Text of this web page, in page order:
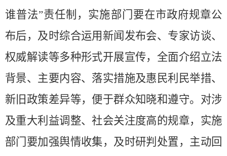
谁普法”责任制，实施部门要在市政府规章公
布后，及时综合运用新闻发布会、专家访谈、
权威解读等多种形式开展宣传，全面介绍立法
背景、主要内容、落实措施及惠民利民举措、
新旧政策差异等，便于群众知晓和遵守。对涉
及重大利益调整、社会关注度高的规章，实施
部门要加强舆情收集，及时研判处置，主动回